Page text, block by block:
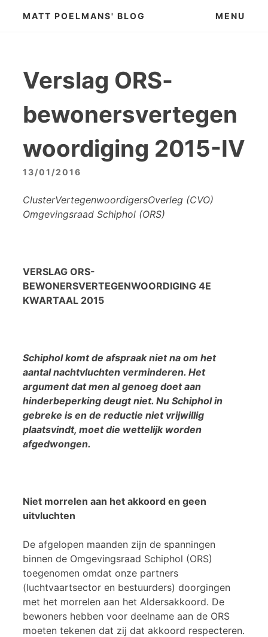
MATT POELMANS' BLOG MENU
Verslag ORS-
bewonersvertegen
woordiging 2015-IV
13/01/2016
ClusterVertegenwoordigersOverleg (CVO)
Omgevingsraad Schiphol (ORS)
VERSLAG ORS-
BEWONERSVERTEGENWOORDIGING 4E
KWARTAAL 2015
Schiphol komt de afspraak niet na om het
aantal nachtvluchten verminderen. Het
argument dat men al genoeg doet aan
hinderbeperking deugt niet. Nu Schiphol in
gebreke is en de reductie niet vrijwillig
plaatsvindt, moet die wettelijk worden
afgedwongen.
Niet morrelen aan het akkoord en geen
uitvluchten
De afgelopen maanden zijn de spanningen
binnen de Omgevingsraad Schiphol (ORS)
toegenomen omdat onze partners
(luchtvaartsector en bestuurders) doorgingen
met het morrelen aan het Aldersakkoord. De
bewoners hebben voor deelname aan de ORS
moeten tekenen dat zij dat akkoord respecteren.